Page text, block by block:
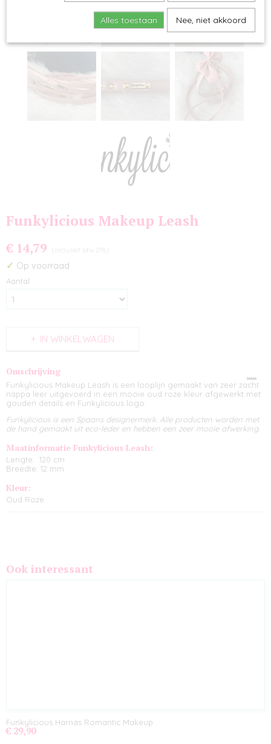
Funkylicious Makeup Leash
€ 14,79 (inclusief btw 21%)
✓ Op voorraad
Aantal
IN WINKELWAGEN
Omschrijving
Funkylicious Makeup Leash is een looplijn gemaakt van zeer zacht
nappa leer uitgevoerd in een mooie oud roze kleur afgewerkt met
gouden details en Funkylicious logo.
Funkylicious is een Spaans designermerk. Alle producten worden met
de hand gemaakt uit eco-leder en hebben een zeer mooie afwerking.
Maatinformatie Funkylicious Leash:
Lengte: 120 cm
Breedte: 12 mm
Kleur:
Oud Roze
Ook interessant
Funkylicious Harnas Romantic Makeup
€ 29,90
Alles toestaan Nee, niet akkoord